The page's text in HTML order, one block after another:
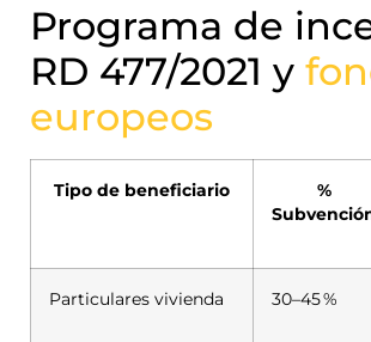
Programa de
RD 477/2021 y
europeos
Tipo de beneficiario
%
Particulares vivienda 30–45 %